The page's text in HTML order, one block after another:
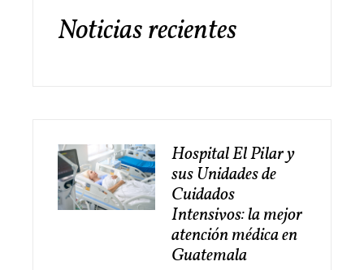
Noticias recientes
Hospital El Pilar y
sus Unidades de
Cuidados
Intensivos: la mejor
atención médica en
Guatemala